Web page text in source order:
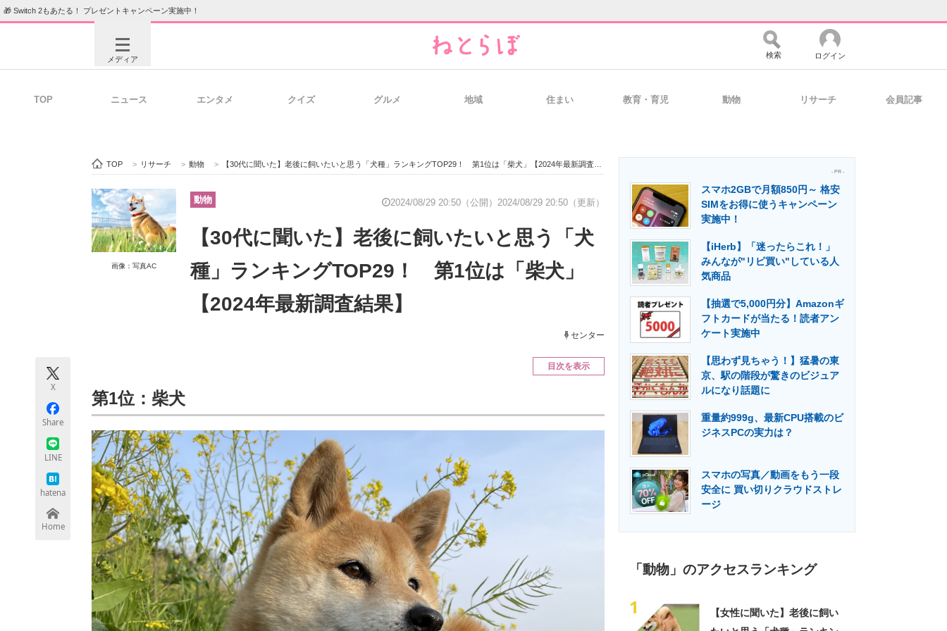
🎁 Switch 2もあたる！ プレゼントキャンペーン実施中！
メディア
ビジネスと働き方のヒント 経営リーダーのコミュニティ マーケ×ITの今がよく分かる
製造業のIT導入・活用を支援
エネルギーの専門メディア 建設×テクノロジーの最前線
ちょっと気になるネットの話題
検索 ログイン
TOP ニュース エンタメ クイズ グルメ 地域 住まい 教育・育児 動物 リサーチ 会員記事
TOP > リサーチ > 動物 > 【30代に聞いた】老後に飼いたいと思う「犬種」ランキングTOP29！ 第1位は「柴犬」【2024年最新調査結果】
画像：写真AC
動物 2024/08/29 20:50（公開） 2024/08/29 20:50（更新）
【30代に聞いた】老後に飼いたいと思う「犬
種」ランキングTOP29！ 第1位は「柴犬」
【2024年最新調査結果】
センター
X
Share
LINE
hatena
Home
目次を表示
第1位：柴犬
- PR -
スマホ2GBで月額850円～ 格安
SIMをお得に使うキャンペーン
実施中！
【iHerb】「迷ったらこれ！」
みんなが"リピ買い"している人
気商品
【抽選で5,000円分】Amazonギ
フトカードが当たる！読者アン
ケート実施中
【思わず見ちゃう！】猛暑の東
京、駅の階段が驚きのビジュア
ルになり話題に
重量約999g、最新CPU搭載のビ
ジネスPCの実力は？
スマホの写真／動画をもう一段
安全に 買い切りクラウドストレ
ージ
「動物」のアクセスランキング
1
【女性に聞いた】老後に飼い